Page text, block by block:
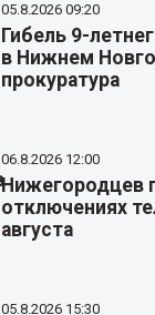
05.8.2026 09:20
Гибель 9-
в Нижнем
прокуратура
06.8.2026 12:00
Нижегородцев
отключениях
августа
05.8.2026 15:30